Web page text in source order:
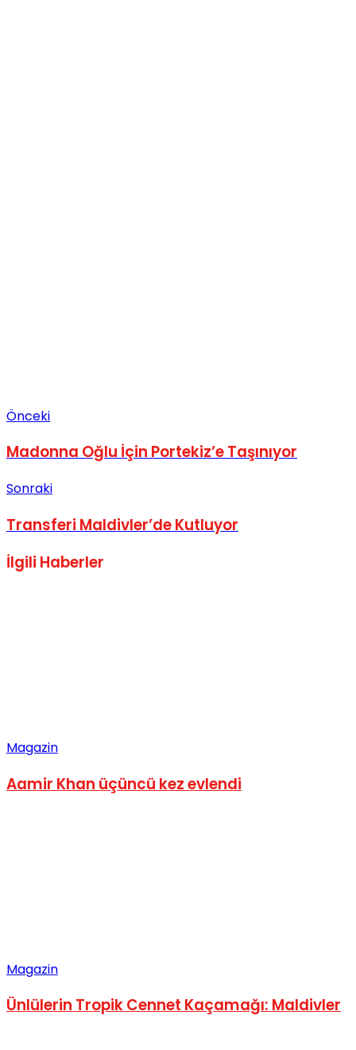
Önceki
Madonna Oğlu İçin Portekiz’e Taşınıyor
Sonraki
Transferi Maldivler’de Kutluyor
İlgili Haberler
Magazin
Aamir Khan üçüncü kez evlendi
Magazin
Ünlülerin Tropik Cennet Kaçamağı: Maldivler